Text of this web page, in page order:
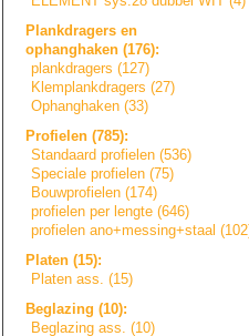
Plankdragers en
ophanghaken (176):
plankdragers (127)
Klemplankdragers (27)
Ophanghaken (33)
Profielen (785):
Standaard profielen (536)
Speciale profielen (75)
Bouwprofielen (174)
profielen per lengte (646)
profielen ano+messing+staal
Platen (15):
Platen ass. (15)
Beglazing (10):
Beglazing ass. (10)